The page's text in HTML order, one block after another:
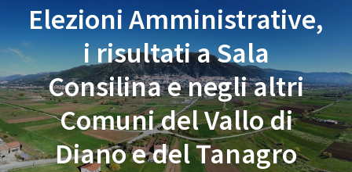
Elezioni Amministrative,
i risultati a Sala
Consilina e negli altri
Comuni del Vallo di
Diano e del Tanagro